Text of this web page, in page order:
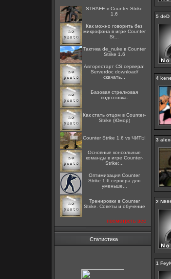
STRAFE в Counter-Strike
1.6
Как можно говорить без
микрофона в игре Counter
St...
Тактика de_nuke в Counter
Strike 1.6
Авторестарт CS сервера!
Serverdoc download/
скачать...
Базовая стрелковая
подготовка.
Как стать отцом в Counter-
Strike (Юмор)
Counter Strike 1.6 vs ЧИТЫ
Основные консольные
команды в игре Counter-
Strike:...
Оптимизация Counter
Strike 1.6 сервера для
уменьше...
Тренировки в Counter
Strike. Советы и обучение
посмотреть все
Статистика
5 deD
4 kene
3
2
1